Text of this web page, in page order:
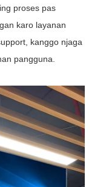
proses pas
karo layanan
kanggo njaga
pangguna.